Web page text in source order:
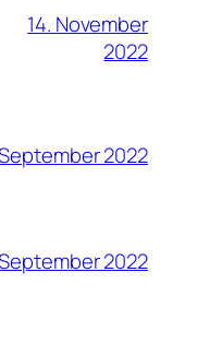
14. November
2022
2022
2022